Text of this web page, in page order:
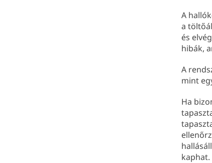
A
a
és
hibák,
A
mint
Ha
kaphat.